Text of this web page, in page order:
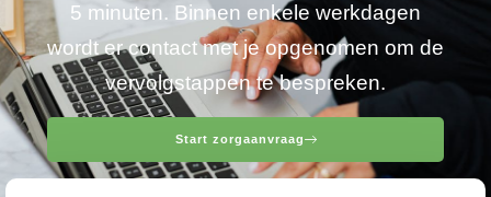
5 minuten. Binnen enkele werkdagen
wordt er contact met je opgenomen om de
vervolgstappen te bespreken.
Start zorgaanvraag